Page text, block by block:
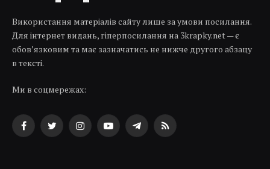
Використання матеріалів сайту лише за умови посилання.
Для інтернет видань, гіперпосилання на 3krapky.net — є
обов’язковим та має зазначатись не нижче другого абзацу
в тексті.
Ми в соцмережах:
FacebookTwitterInstagramYouTubeTelegramRSS